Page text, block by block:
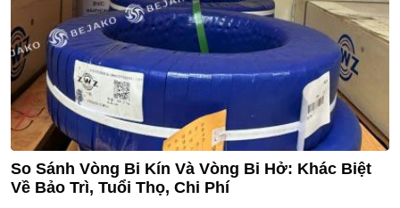
So Sánh Vòng Bi Kín Và Vòng Bi Hở: Khác Biệt
Về Bảo Trì, Tuổi Thọ, Chi Phí